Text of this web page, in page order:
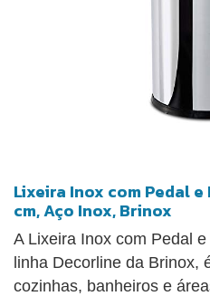
Lixeira Inox com Pedal e
cm, Aço Inox, Brinox
A Lixeira Inox com Pedal
linha Decorline da Brinox,
cozinhas, banheiros e